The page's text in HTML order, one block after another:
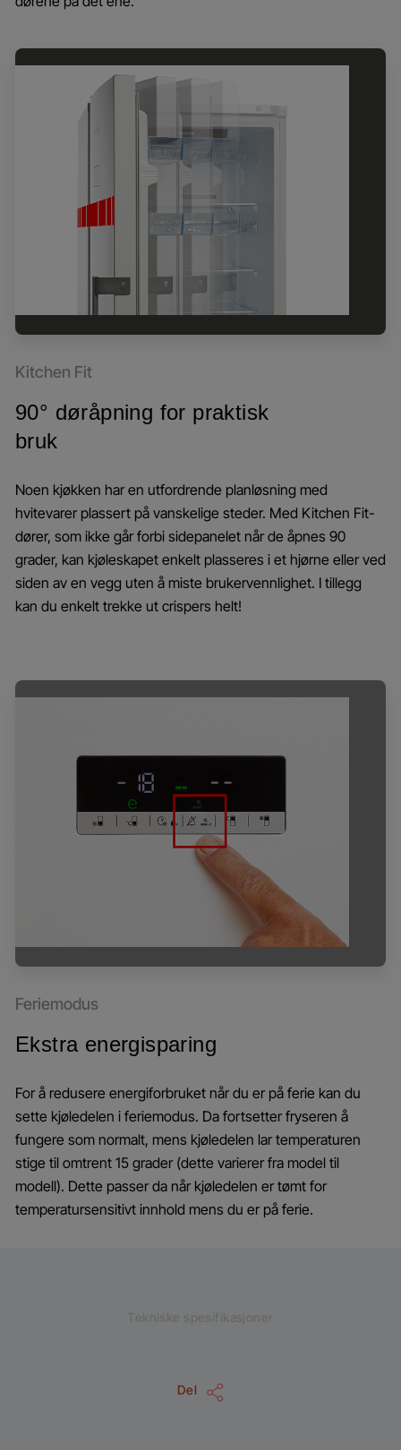
Kitchen Fit
90° døråpning for praktisk
bruk
Noen kjøkken har en utfordrende planløsning med
hvitevarer plassert på vanskelige steder. Med Kitchen Fit-
dører, som ikke går forbi sidepanelet når de åpnes 90
grader, kan kjøleskapet enkelt plasseres i et hjørne eller ved
siden av en vegg uten å miste brukervennlighet. I tillegg
kan du enkelt trekke ut crispers helt!
Feriemodus
Ekstra energisparing
For å redusere energiforbruket når du er på ferie kan du
sette kjøledelen i feriemodus. Da fortsetter fryseren å
fungere som normalt, mens kjøledelen lar temperaturen
stige til omtrent 15 grader (dette varierer fra model til
modell). Dette passer da når kjøledelen er tømt for
temperatursensitivt innhold mens du er på ferie.
Del